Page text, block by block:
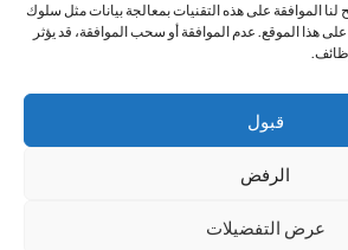
الموافقة على هذه التقنيات بمعالجة بيانات مثل سلوك
هذا الموقع. عدم الموافقة أو سحب الموافقة، قد يؤثر
قبول
الرفض
عرض التفضيلات
بناء أطراف كريكوفيتش من شركة
. جميع الحقوق محفوظة.